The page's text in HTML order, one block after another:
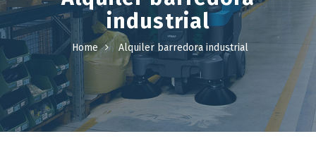
industrial
Home Alquiler barredora industrial